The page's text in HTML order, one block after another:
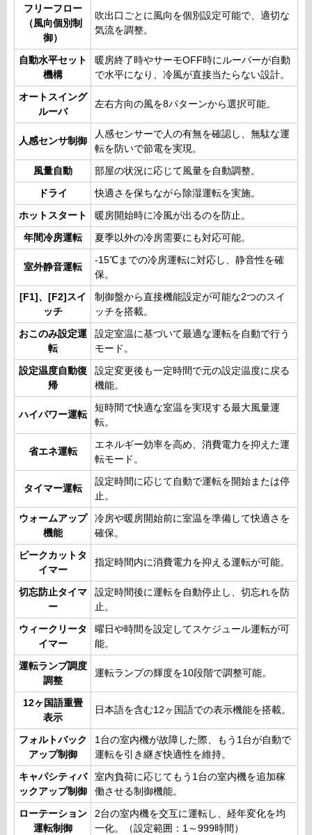
フリーフロー
（風向個別制
御）
吹出口ごとに風向を個別設定可能で、適切な
気流を調整。
自動水平セット
機構
暖房終了時やサーモOFF時にルーバーが自動
で水平になり、冷風が直接当たらない設計。
オートスイング
ルーバ
左右方向の風を8パターンから選択可能。
人感センサ制御
人感センサーで人の有無を確認し、無駄な運
転を防いで節電を実現。
風量自動 部屋の状況に応じて風量を自動調整。
ドライ 快適さを保ちながら除湿運転を実施。
ホットスタート 暖房開始時に冷風が出るのを防止。
年間冷房運転 夏季以外の冷房需要にも対応可能。
室外静音運転
-15℃までの冷房運転に対応し、静音性を確
保。
[F1]、[F2]スイ
ッチ
制御盤から直接機能設定が可能な2つのスイ
ッチを搭載。
おこのみ設定運
転
設定室温に基づいて最適な運転を自動で行う
モード。
設定温度自動復
帰
設定変更後も一定時間で元の設定温度に戻る
機能。
ハイパワー運転
短時間で快適な室温を実現する最大風量運
転。
省エネ運転
エネルギー効率を高め、消費電力を抑えた運
転モード。
タイマー運転
設定時間に応じて自動で運転を開始または停
止。
ウォームアップ
機能
冷房や暖房開始前に室温を準備して快適さを
確保。
ピークカットタ
イマー
指定時間内に消費電力を抑える運転が可能。
切忘防止タイマ
ー
設定時間後に運転を自動停止し、切忘れを防
止。
ウィークリータ
イマー
曜日や時間を設定してスケジュール運転が可
能。
運転ランプ調度
調整
運転ランプの輝度を10段階で調整可能。
12ヶ国語重畳
表示
日本語を含む12ヶ国語での表示機能を搭載。
フォルトバック
アップ制御
1台の室内機が故障した際、もう1台が自動で
運転を引き継ぎ快適性を維持。
キャパシティバ
ックアップ制御
室内負荷に応じてもう1台の室内機を追加稼
働させる制御機能。
ローテーション
運転制御
2台の室内機を交互に運転し、経年変化を均
一化。（設定範囲：1～999時間）